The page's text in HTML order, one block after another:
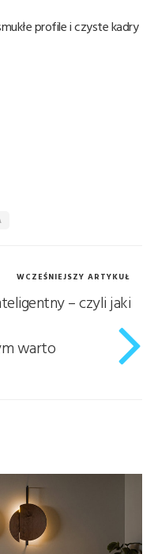
profile i czyste kadry
WCZEŚNIEJSZY ARTYKUŁ
– czyli jaki
warto